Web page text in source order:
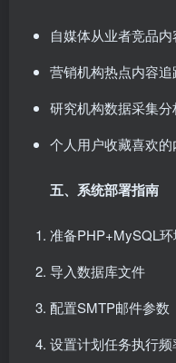
自媒体从业者竞品
营销机构热点内容追
研究机构数据采集分
个人用户收藏喜欢
五、系统部署指南
准备PHP+MySQL环
导入数据库文件
配置SMTP邮件参数
设置计划任务执行频